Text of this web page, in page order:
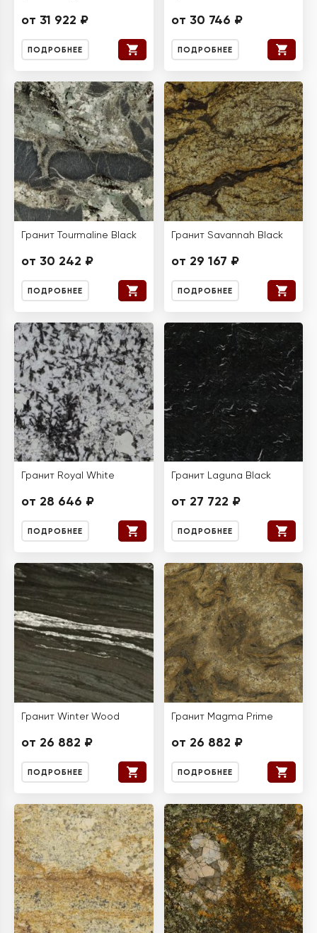
от 31 922 ₽
ПОДРОБНЕЕ
от 30 746 ₽
ПОДРОБНЕЕ
Гранит Tourmaline Black
от 30 242 ₽
ПОДРОБНЕЕ
Гранит Savannah Black
от 29 167 ₽
ПОДРОБНЕЕ
Гранит Royal White
от 28 646 ₽
ПОДРОБНЕЕ
Гранит Laguna Black
от 27 722 ₽
ПОДРОБНЕЕ
Гранит Winter Wood
от 26 882 ₽
ПОДРОБНЕЕ
Гранит Magma Prime
от 26 882 ₽
ПОДРОБНЕЕ